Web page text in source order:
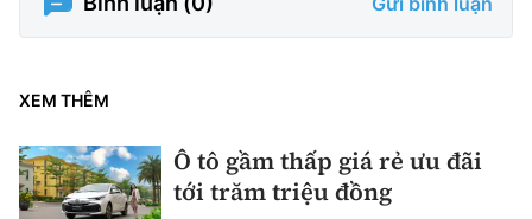
XEM THÊM
Ô tô gầm thấp giá rẻ ưu đãi
tới trăm triệu đồng